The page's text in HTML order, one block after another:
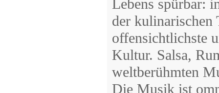
Lebens spürbar:
der
offensichtlichste
Kultur. Salsa,
weltberühmten
Die Musik ist